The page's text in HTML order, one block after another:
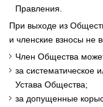
Правления.
При выходе из
и членские взносы не
Член Общества
за систематическое
Устава Общества;
за допущенные